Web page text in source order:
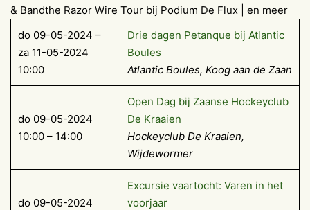
& Bandthe Razor Wire Tour bij Podium De Flux | en meer
do 09-05-2024 –
za 11-05-2024
10:00
Drie dagen Petanque bij Atlantic
Boules
Atlantic Boules, Koog aan de Zaan
do 09-05-2024
10:00 – 14:00
Open Dag bij Zaanse Hockeyclub
De Kraaien
Hockeyclub De Kraaien,
Wijdewormer
do 09-05-2024
Excursie vaartocht: Varen in het
voorjaar